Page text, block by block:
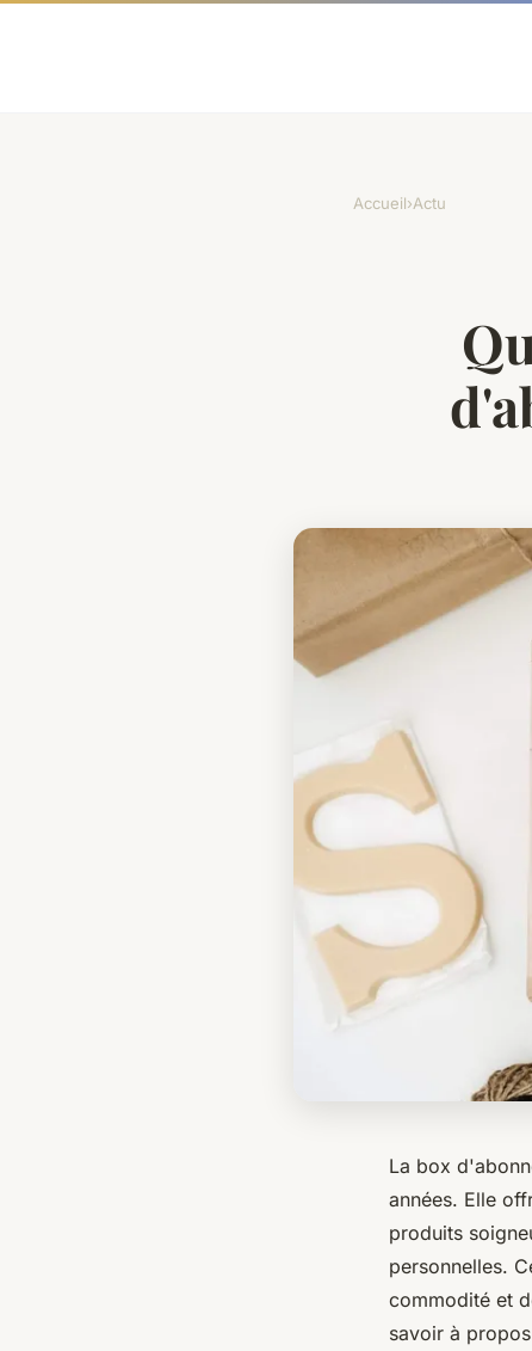
Accueil›Actu
La box
années. Elle
produits
personnelles.
commodité et
savoir à